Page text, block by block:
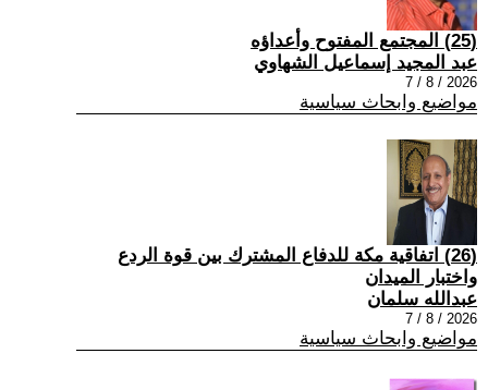
(25) المجتمع المفتوح وأعداؤه
عبد المجيد إسماعيل الشهاوي
2026 / 8 / 7
مواضيع وابحاث سياسية
(26) اتفاقية مكة للدفاع المشترك بين قوة الردع
واختبار الميدان
عبدالله سلمان
2026 / 8 / 7
مواضيع وابحاث سياسية